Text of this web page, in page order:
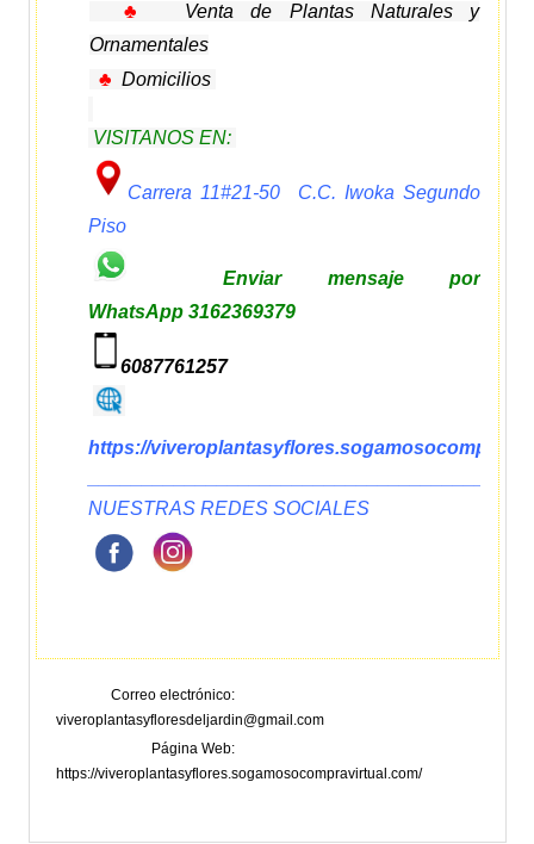
♣
Venta de Plantas Naturales y
Ornamentales
♣ Domicilios
VISITANOS EN:
Carrera 11#21-50 C.C. Iwoka Segundo
Piso
Enviar mensaje por
WhatsApp 3162369379
6087761257
https://
NUESTRAS REDES SOCIALES
Correo electrónico
viveroplantasyfloresdeljardin@gmail.com
Página Web
https://viveroplantasyflores.sogamosocompravirtual.com/